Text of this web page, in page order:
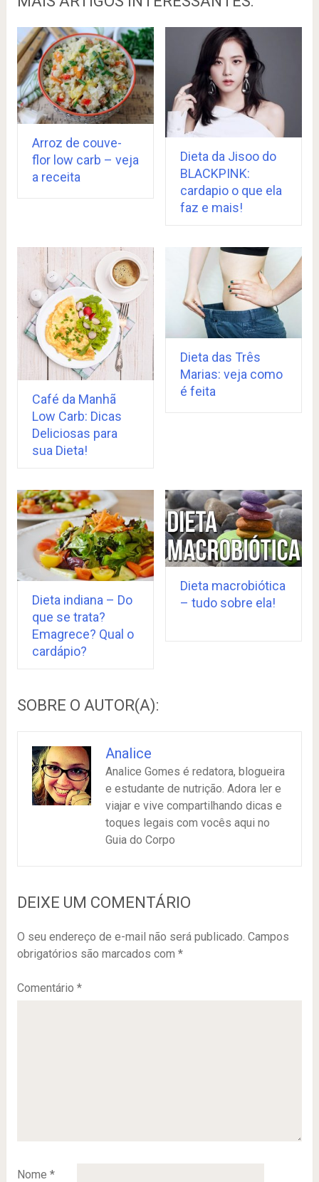
Arroz de couve-
flor low carb – veja
a receita
Dieta da Jisoo do
BLACKPINK:
cardapio o que ela
faz e mais!
Café da Manhã
Low Carb: Dicas
Deliciosas para
sua Dieta!
Dieta das Três
Marias: veja como
é feita
Dieta indiana – Do
que se trata?
Emagrece? Qual o
cardápio?
Dieta macrobiótica
– tudo sobre ela!
SOBRE O AUTOR(A):
Analice
Analice Gomes é redatora, blogueira
e estudante de nutrição. Adora ler e
viajar e vive compartilhando dicas e
toques legais com vocês aqui no
Guia do Corpo
DEIXE UM COMENTÁRIO
O seu endereço de e-mail não será publicado. Campos
obrigatórios são marcados com *
Comentário *
Nome *